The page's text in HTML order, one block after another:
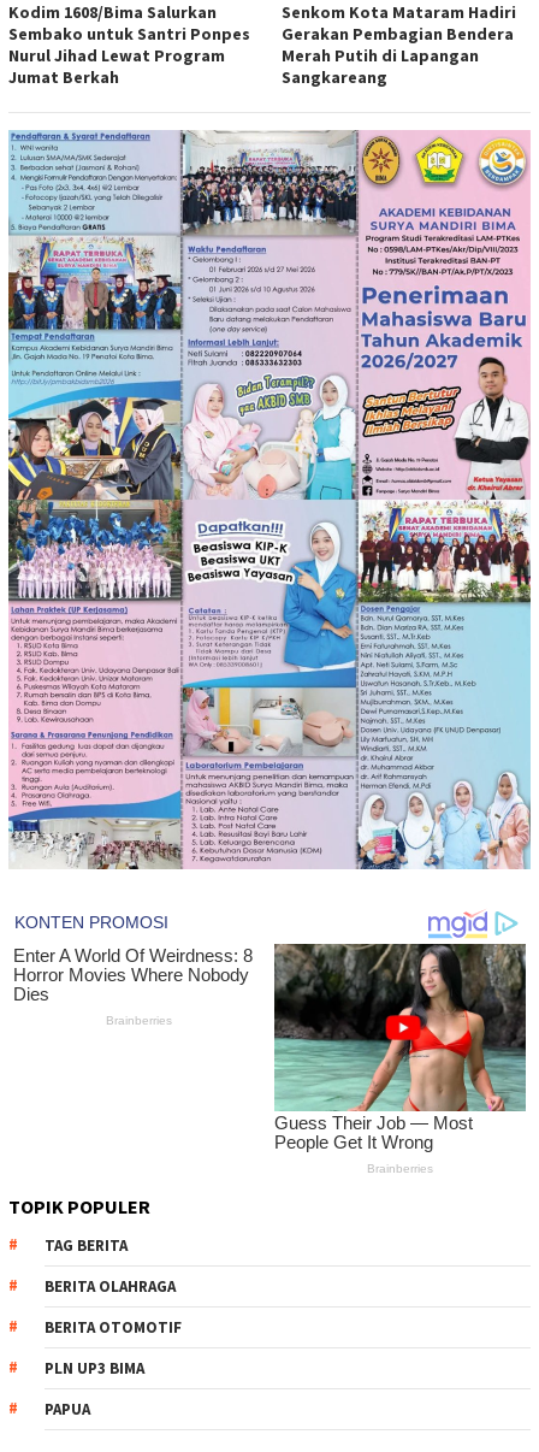
Kodim 1608/Bima Salurkan
Sembako untuk Santri Ponpes
Nurul Jihad Lewat Program
Jumat Berkah
Senkom Kota Mataram Hadiri
Gerakan Pembagian Bendera
Merah Putih di Lapangan
Sangkareang
TOPIK POPULER
TAG BERITA
BERITA OLAHRAGA
BERITA OTOMOTIF
PLN UP3 BIMA
PAPUA